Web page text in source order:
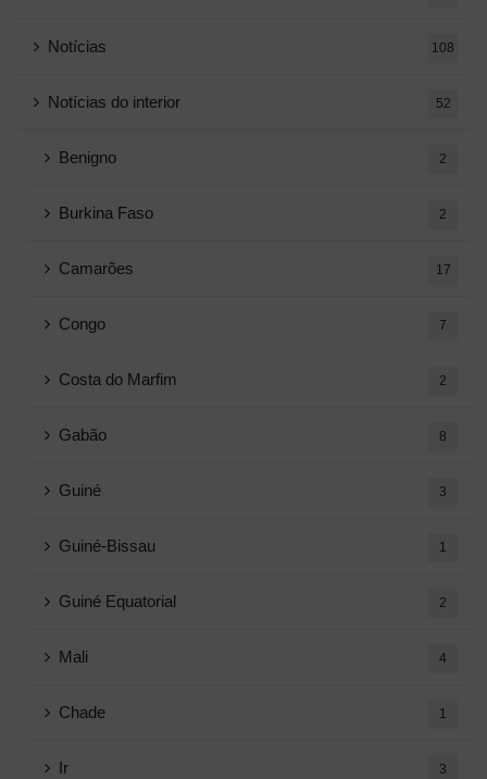
Notícias 108
Notícias do interior 52
Benigno 2
Burkina Faso 2
Camarões 17
Congo 7
Costa do Marfim 2
Gabão 8
Guiné 3
Guiné-Bissau 1
Guiné Equatorial 2
Mali 4
Chade 1
Ir 3